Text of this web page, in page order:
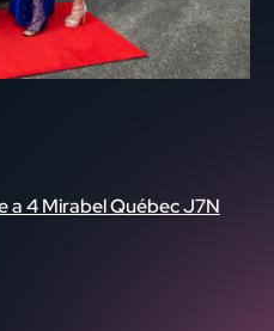
a 4 Mirabel Québec J7N